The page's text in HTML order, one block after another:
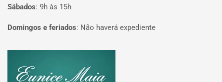
Sábados: 9h às 15h
Domingos e feriados: Não haverá expediente